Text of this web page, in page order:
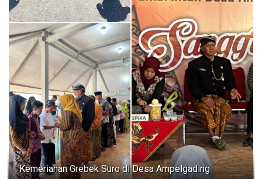
Kemeriahan Grebek Suro di Desa Ampelgading